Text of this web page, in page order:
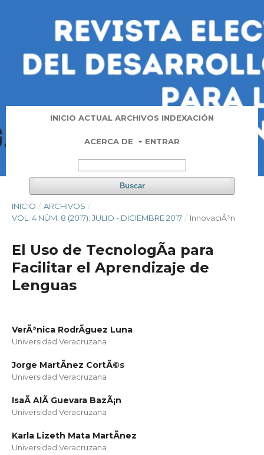
INICIO ACTUAL ARCHIVOS INDEXACIÓN
ACERCA DE ENTRAR
Buscar
INICIO / ARCHIVOS /
VOL. 4 NÚM. 8 (2017): JULIO - DICIEMBRE 2017 / InnovaciÃ³n
El Uso de TecnologÃ­a para
Facilitar el Aprendizaje de
Lenguas
VerÃ³nica RodrÃ­guez Luna
Universidad Veracruzana
Jorge MartÃ­nez CortÃ©s
Universidad Veracruzana
IsaÃ­ AlÃ­ Guevara BazÃ¡n
Universidad Veracruzana
Karla Lizeth Mata MartÃ­nez
Universidad Veracruzana